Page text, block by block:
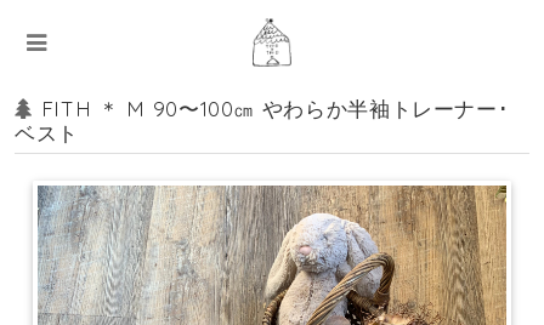
FITH ＊ M 90〜100㎝ やわらか半袖トレーナー･
ベスト